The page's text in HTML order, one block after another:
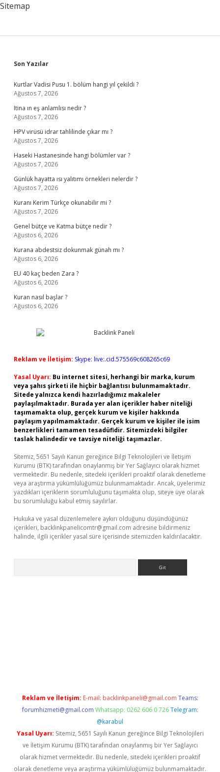
Sitemap
Sidebar
Son Yazılar
Kurtlar Vadisi Pusu 1. bölüm hangi yıl çekildi ?
Ağustos 7, 2026
Itina ın eş anlamlısı nedir ?
Ağustos 7, 2026
HPV virüsü idrar tahlilinde çıkar mı ?
Ağustos 7, 2026
Haseki Hastanesinde hangi bölümler var ?
Ağustos 7, 2026
Günlük hayatta ısı yalıtımı örnekleri nelerdir ?
Ağustos 7, 2026
Kuranı Kerim Türkçe okunabilir mi ?
Ağustos 7, 2026
Genel bütçe ve Katma bütçe nedir ?
Ağustos 6, 2026
Kurana abdestsiz dokunmak günah mı ?
Ağustos 6, 2026
EU 40 kaç beden Zara ?
Ağustos 6, 2026
Kuran nasıl başlar ?
Ağustos 6, 2026
Reklam ve İletişim: Skype: live:.cid.575569c608265c69
Yasal Uyarı: Bu internet sitesi, herhangi bir marka, kurum
veya şahıs şirketi ile hiçbir bağlantısı bulunmamaktadır.
Sitede yalnızca kendi hazırladığımız makaleler
paylaşılmaktadır. Burada yer alan içerikler haber niteliği
taşımamakta olup, gerçek kurum ve kişiler hakkında
paylaşım yapılmamaktadır. Gerçek kurum ve kişiler ile isim
benzerlikleri tamamen tesadüfidir. Sitemizdeki bilgiler
taslak halindedir ve tavsiye niteliği taşımazlar.
Sitemiz, 5651 Sayılı Kanun gereğince Bilgi Teknolojileri ve İletişim
Kurumu (BTK) tarafından onaylanmış bir Yer Sağlayıcı olarak hizmet
vermektedir. Bu nedenle, sitedeki içerikleri proaktif olarak denetleme
veya araştırma yükümlülüğümüz bulunmamaktadır. Ancak, üyelerimiz
yazdıkları içeriklerin sorumluluğunu taşımakta olup, siteye üye olarak
bu sorumluluğu kabul etmiş sayılırlar.
Hukuka ve yasal düzenlemelere aykırı olduğunu düşündüğünüz
içerikleri, backlinkpanelicomtr@gmail.com adresine bildirmeniz
halinde, ilgili içerikler yasal süre içerisinde sitemizden kaldırılacaktır.
Reklam ve İletişim: E-mail: backlinkpaneli@gmail.com Teams:
forumhizmeti@gmail.com Whatsapp: 0262 606 0 726 Telegram:
@karabul
Yasal Uyarı: Sitemiz, 5651 Sayılı Kanun gereğince Bilgi Teknolojileri
ve İletişim Kurumu (BTK) tarafından onaylanmış bir Yer Sağlayıcı
olarak hizmet vermektedir. Bu nedenle, sitedeki içerikleri proaktif
olarak denetleme veya araştırma yükümlülüğümüz bulunmamaktadır.